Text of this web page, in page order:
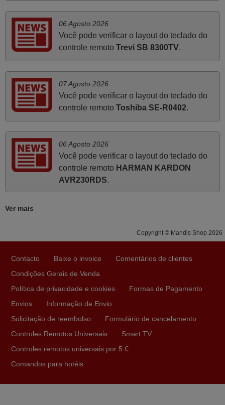
Já recebi o comando bem embalado mas não é de
origem mas trabalha bem, obrigada!..
Julho 2025
programação. Recomendo muito!!
Rudinery,
PORTUGAL
vossa eficiência no processo. Gostaria de salientar que
passando pelos códigos. Ninguém em loja nenhuma me
tinha explicado como funcionar. Apenas diziam que
tinham comandos universais mas podiam não funcionar.
06 Agosto 2026
Você pode verificar o layout do teclado do
controle remoto Trevi SB 8300TV.
07 Agosto 2026
Você pode verificar o layout do teclado do
controle remoto Toshiba SE-R0402.
06 Agosto 2026
Você pode verificar o layout do teclado do
controle remoto HARMAN KARDON
AVR230RDS.
Ver mais
Copyright © Mandis Shop 2026
Contacto Baixe o invoice
Comentários de clientes
Condições Gerais de Venda
Política de privacidade e cookies
Formas de Pagamento
Envios
Informação de Envio
Solicitação de reembolso
Formulário de cancelamento
Controles Remotos Universais
Smart TV
Controles remotos universais por 5 €
Comandos para hotéis